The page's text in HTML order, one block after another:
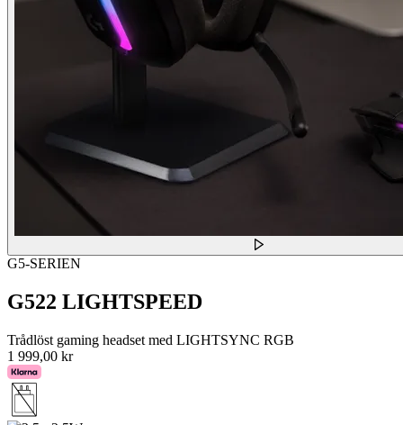
G5-SERIEN
G522 LIGHTSPEED
Trådlöst gaming headset med LIGHTSYNC RGB
1 999,00 kr